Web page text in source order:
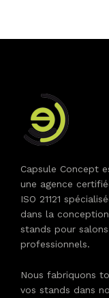
Capsule Concept
une agence
ISO 21121
dans la
stands pour salons
professionnels.
Nous fabriquons
vos stands dans